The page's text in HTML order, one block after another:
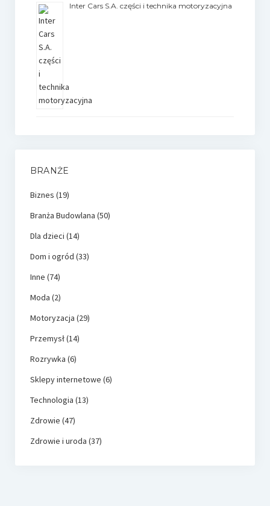
Inter Cars S.A. części i technika motoryzacyjna
BRANŻE
Biznes (19)
Branża Budowlana (50)
Dla dzieci (14)
Dom i ogród (33)
Inne (74)
Moda (2)
Motoryzacja (29)
Przemysł(14)
Rozrywka (6)
Sklepy internetowe (6)
Technologia (13)
Zdrowie (47)
Zdrowie i uroda (37)